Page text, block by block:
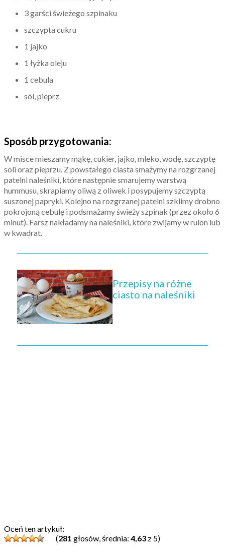
3 garści świeżego szpinaku
szczypta cukru
1 jajko
1 łyżka oleju
1 cebula
sól, pieprz
Sposób przygotowania:
W misce mieszamy mąkę, cukier, jajko, mleko, wodę, szczyptę
soli oraz pieprzu. Z powstałego ciasta smażymy na rozgrzanej
patelni naleśniki, które następnie smarujemy warstwą
hummusu, skrapiamy oliwą z oliwek i posypujemy szczyptą
suszonej papryki. Kolejno na rozgrzanej patelni szklimy drobno
pokrojoną cebulę i podsmażamy świeży szpinak (przez około 6
minut). Farsz nakładamy na naleśniki, które zwijamy w rulon lub
w kwadrat.
Przepisy na różne
ciasto na naleśniki
Oceń ten artykuł:
(281 głosów, średnia: 4,63 z 5)